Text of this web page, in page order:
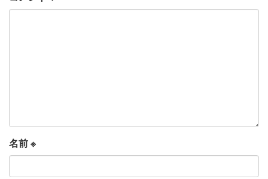
名前※